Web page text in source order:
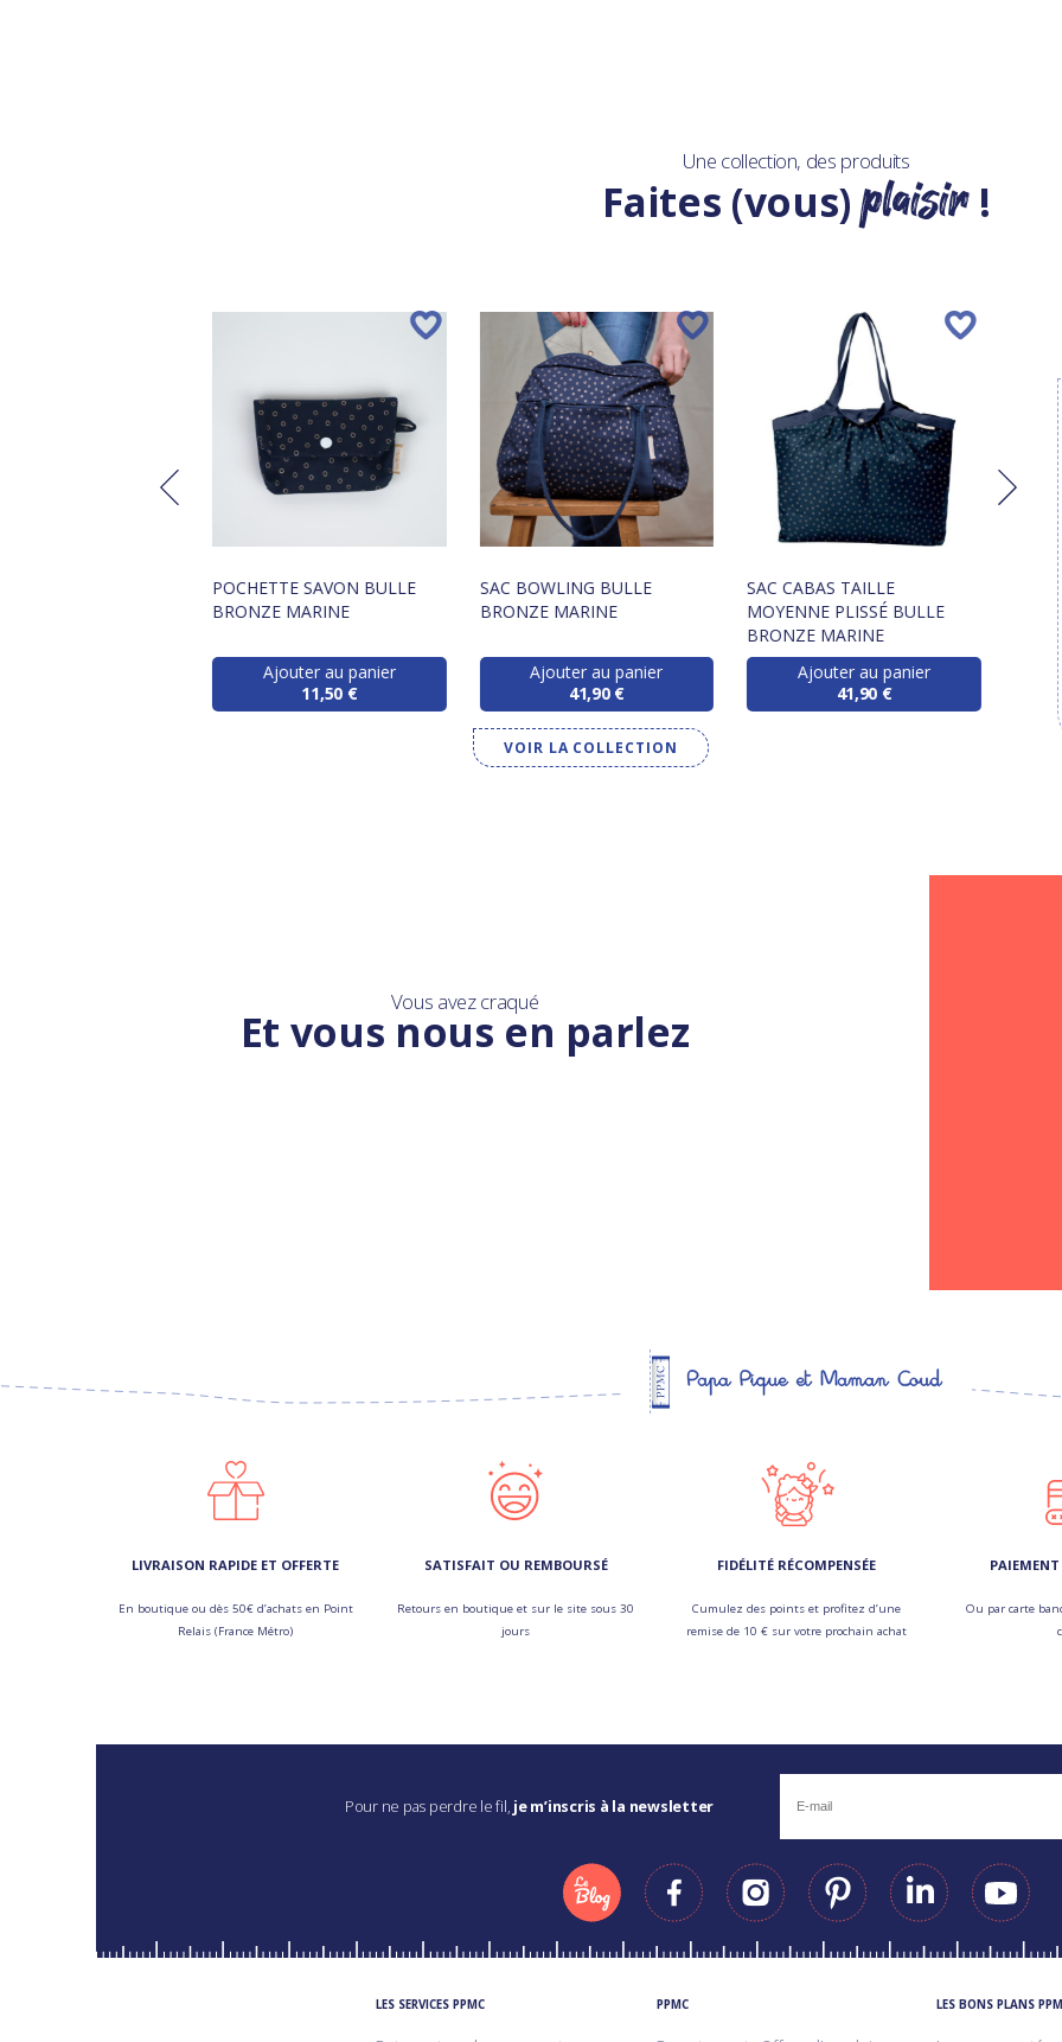
Une collection, des produits
Faites (vous)plaisir!
POCHETTE SAVON BULLE
BRONZE MARINE
Ajouter au panier
11,50 €
SAC BOWLING BULLE
BRONZE MARINE
Ajouter au panier
41,90 €
SAC CABAS TAILLE
MOYENNE PLISSÉ BULLE
BRONZE MARINE
Ajouter au panier
41,90 €
VOIR LA COLLECTION
Vous avez craqué
Et vous nous en parlez
LIVRAISON RAPIDE ET OFFERTE
En boutique ou dès 50€ d’achats en Point
Relais (France Métro)
SATISFAIT OU REMBOURSÉ
Retours en boutique et sur le site sous 30
jours
FIDÉLITÉ RÉCOMPENSÉE
Cumulez des points et profitez d’une
remise de 10 € sur votre prochain achat
Ou par carte
Pour ne pas perdre le fil, je m’inscris à la newsletter
LES SERVICES PPMC PPMC LES BONS PLANS